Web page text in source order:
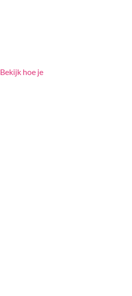
Bekijk hoe je